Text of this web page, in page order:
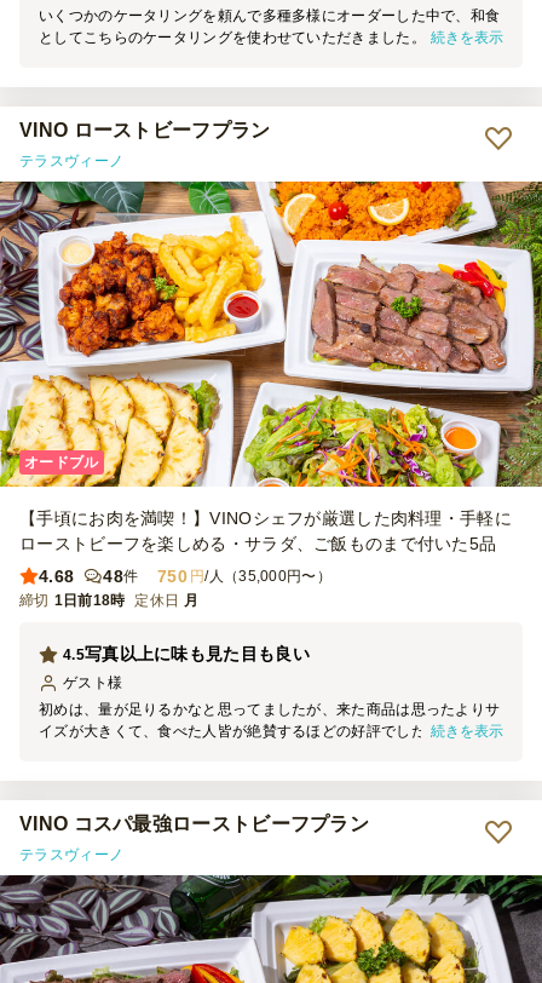
いくつかのケータリングを頼んで多種多様にオーダーした中で、和食
としてこちらのケータリングを使わせていただきました。 昨年は和
た！ ちょっと多いかな？という量を用意したのですが、どれもおい
しくあっという間になくなってしまいました。 事前に好き嫌いを聞
いていたので、お肉、魚、ご飯もの、デザートまで網羅しているこの
コースはとても評判でした！ そして華やかですね。 また来年利用し
たいと思います！
続きを表示
VINO ローストビーフプラン
テラスヴィーノ
オードブル
【手頃にお肉を満喫！】VINOシェフが厳選した肉料理・手軽に
ローストビーフを楽しめる・サラダ、ご飯ものまで付いた5品
4.68
48件 750 円/人（35,000円〜）
締切 1日前18時 定休日 月
写真以上に味も見た目も良い
4.5
ゲスト 様
初めは、量が足りるかなと思ってましたが、来た商品は思ったよりサ
イズが大きくて、食べた人皆が絶賛するほどの好評でした。 また、
続きを表示
VINO コスパ最強ローストビーフプラン
テラスヴィーノ